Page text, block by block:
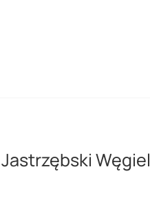
Jastrzębski Węgiel